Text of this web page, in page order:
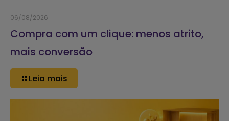
06/08/2026
Compra com um clique: menos atrito,
mais conversão
Leia mais